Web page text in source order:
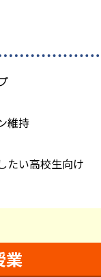
維持
たい高校生向け
業